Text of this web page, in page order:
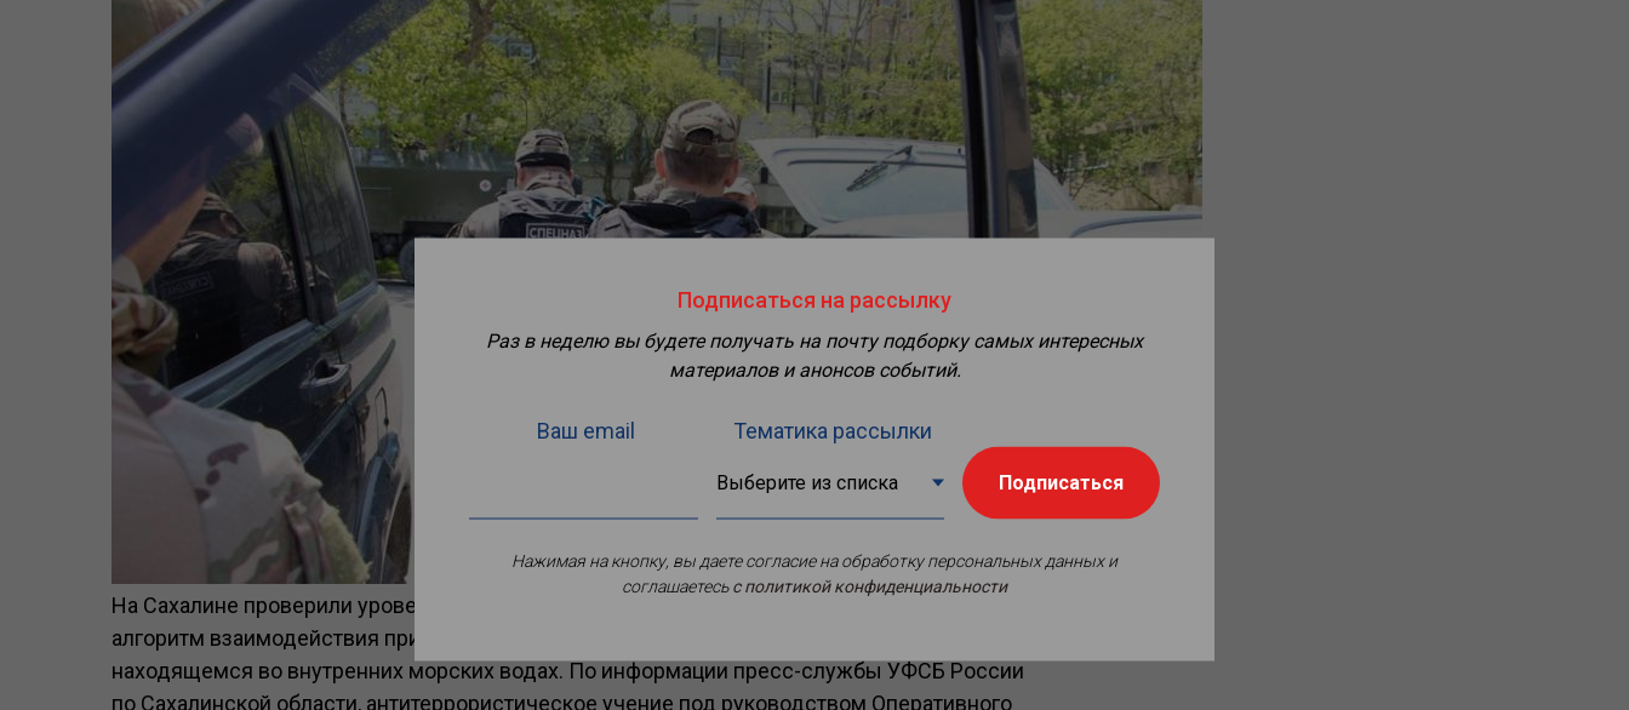
На Сахалине проверили уровень готовности силовых ведомств, а также отработали
алгоритм взаимодействия при возникновении террористической угрозы на объекте,
находящемся во внутренних морских водах. По информации пресс-службы УФСБ России
по Сахалинской области, антитеррористическое учение под руководством Оперативного
Подписаться на рассылку
Раз в неделю вы будете получать на почту подборку самых интересных
материалов и анонсов событий.
Ваш email Тематика рассылки
Подписаться
Нажимая на кнопку, вы даете согласие на обработку персональных данных и
соглашаетесьc политикой конфиденциальности